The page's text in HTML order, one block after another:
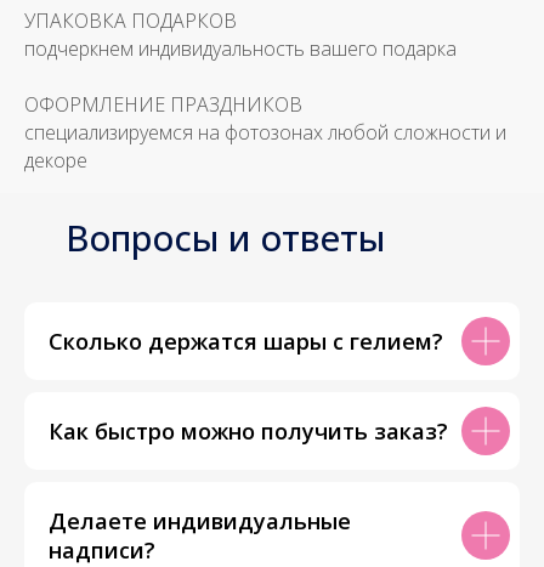
УПАКОВКА ПОДАРКОВ
подчеркнем индивидуальность вашего подарка
ОФОРМЛЕНИЕ ПРАЗДНИКОВ
специализируемся на фотозонах любой сложности и
декоре
Вопросы и ответы
Сколько держатся шары с гелием?
Как быстро можно получить заказ?
Делаете индивидуальные
надписи?